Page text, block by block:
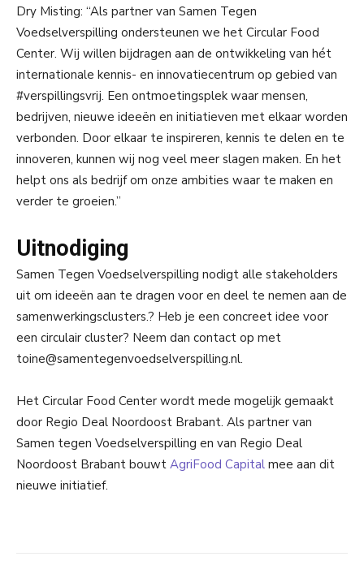
Dry Misting: “Als partner van Samen Tegen
Voedselverspilling ondersteunen we het Circular Food
Center. Wij willen bijdragen aan de ontwikkeling van hét
internationale kennis- en innovatiecentrum op gebied van
#verspillingsvrij. Een ontmoetingsplek waar mensen,
bedrijven, nieuwe ideeën en initiatieven met elkaar worden
verbonden. Door elkaar te inspireren, kennis te delen en te
innoveren, kunnen wij nog veel meer slagen maken. En het
helpt ons als bedrijf om onze ambities waar te maken en
verder te groeien.”
Uitnodiging
Samen Tegen Voedselverspilling nodigt alle stakeholders
uit om ideeën aan te dragen voor en deel te nemen aan de
samenwerkingsclusters.? Heb je een concreet idee voor
een circulair cluster? Neem dan contact op met
toine@samentegenvoedselverspilling.nl.
Het Circular Food Center wordt mede mogelijk gemaakt
door Regio Deal Noordoost Brabant. Als partner van
Samen tegen Voedselverspilling en van Regio Deal
Noordoost Brabant bouwt AgriFood Capital mee aan dit
nieuwe initiatief.